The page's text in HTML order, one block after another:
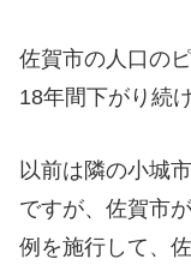
佐賀市の人口の
18年間下がり続
以前は隣の小城
ですが、佐賀市
例を施行して、